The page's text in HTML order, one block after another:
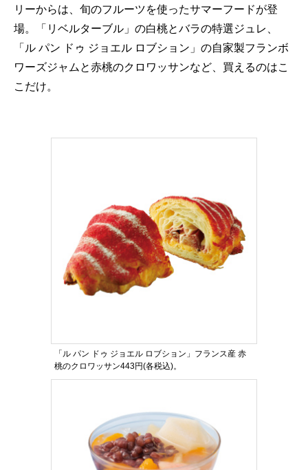
リーからは、旬のフルーツを使ったサマーフードが登
場。「リベルターブル」の白桃とバラの特選ジュレ、
「ル パン ドゥ ジョエル ロブション」の自家製フランボ
ワーズジャムと赤桃のクロワッサンなど、買えるのはこ
こだけ。
「ル パン ドゥ ジョエル ロブション」フランス産 赤
桃のクロワッサン443円(各税込)。